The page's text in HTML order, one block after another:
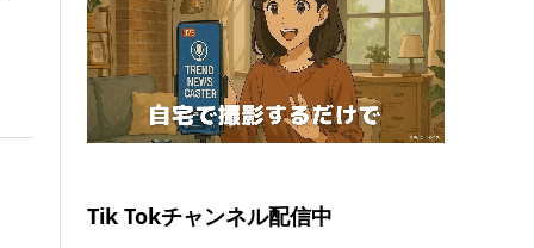
Tik Tokチャンネル配信中